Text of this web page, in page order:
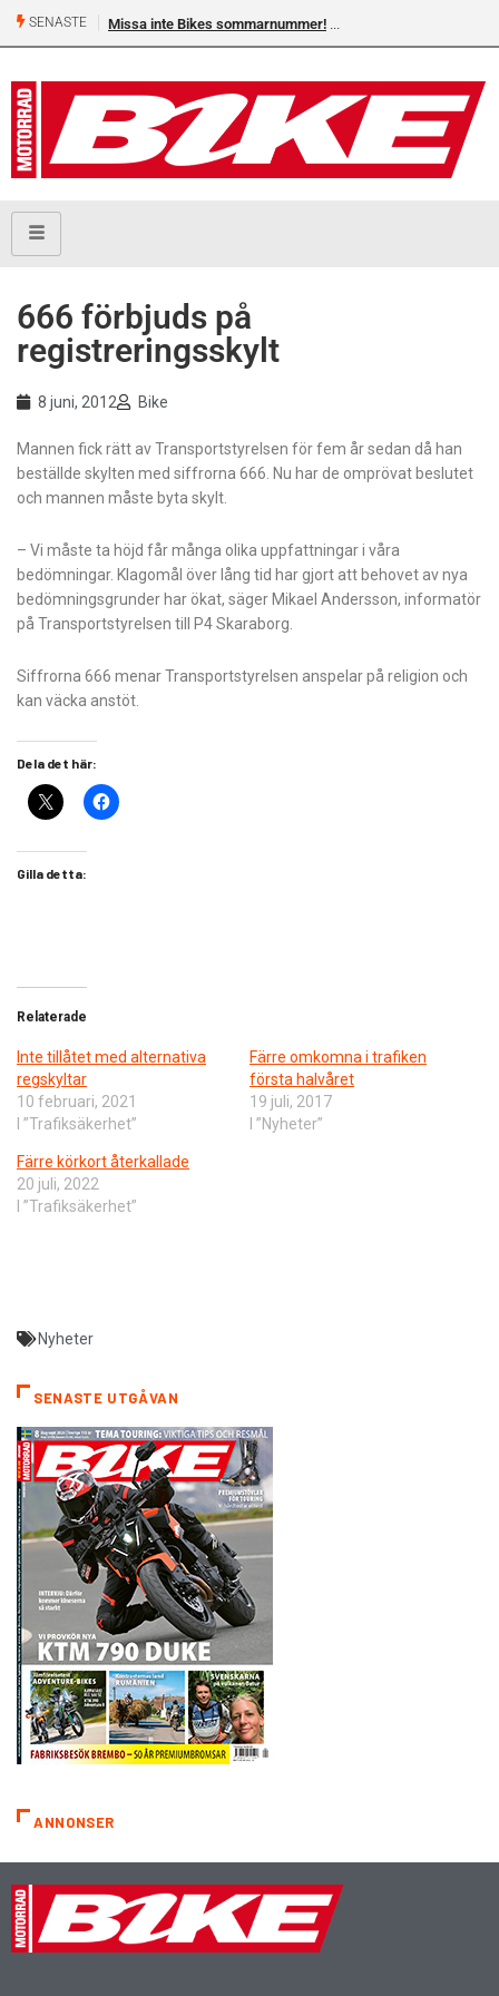
SENASTE Missa inte Bikes sommarnummer!
666 förbjuds på
registreringsskylt
8 juni, 2012 Bike
Mannen fick rätt av Transportstyrelsen för fem år sedan då han
beställde skylten med siffrorna 666. Nu har de omprövat beslutet
och mannen måste byta skylt.
– Vi måste ta höjd får många olika uppfattningar i våra
bedömningar. Klagomål över lång tid har gjort att behovet av nya
bedömningsgrunder har ökat, säger Mikael Andersson, informatör
på Transportstyrelsen till P4 Skaraborg.
Siffrorna 666 menar Transportstyrelsen anspelar på religion och
kan väcka anstöt.
Dela det här:
Gilla detta:
Relaterade
Inte tillåtet med alternativa
regskyltar
10 februari, 2021
I ”Trafiksäkerhet”
Färre omkomna i trafiken
första halvåret
19 juli, 2017
I ”Nyheter”
Färre körkort återkallade
20 juli, 2022
I ”Trafiksäkerhet”
Nyheter
SENASTE UTGÅVAN
ANNONSER